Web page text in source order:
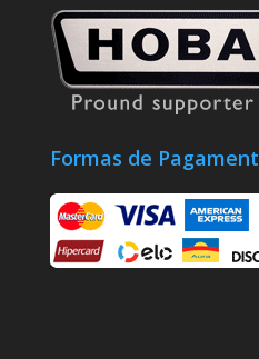
Formas de